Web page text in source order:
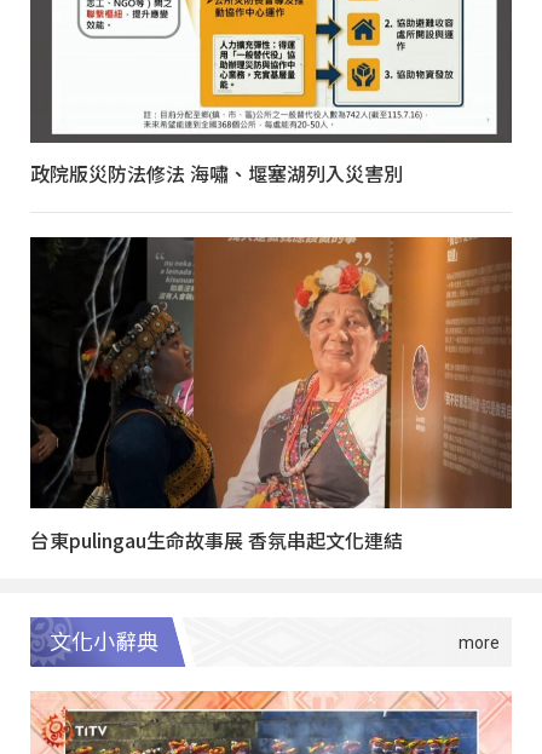
政院版災防法修法 海嘯、堰塞湖列入災害別
台東pulingau生命故事展 香氛串起文化連結
文化小辭典